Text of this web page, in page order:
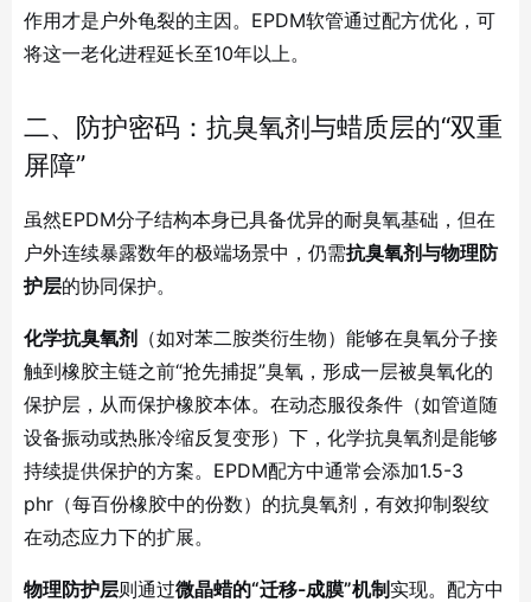
作用才是户外龟裂的主因。EPDM软管通过配方优化，可
将这一老化进程延长至10年以上。
二、防护密码：抗臭氧剂与蜡质层的“双重
屏障”
虽然EPDM分子结构本身已具备优异的耐臭氧基础，但在
户外连续暴露数年的极端场景中，仍需抗臭氧剂与物理防
护层的协同保护。
化学抗臭氧剂
（如对苯二胺类衍生物）能够在臭氧分子接
触到橡胶主链之前“抢先捕捉”臭氧，形成一层被臭氧化的
保护层，从而保护橡胶本体。在动态服役条件（如管道随
设备振动或热胀冷缩反复变形）下，化学抗臭氧剂是能够
持续提供保护的方案。EPDM配方中通常会添加1.5-3
phr（每百份橡胶中的份数）的抗臭氧剂，有效抑制裂纹
在动态应力下的扩展。
物理防护层则通过微晶蜡的“迁移-成膜”机制 实现。配方中